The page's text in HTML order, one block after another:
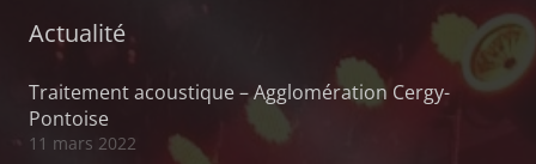
Actualité
Traitement acoustique – Agglomération Cergy-
Pontoise
11 mars 2022